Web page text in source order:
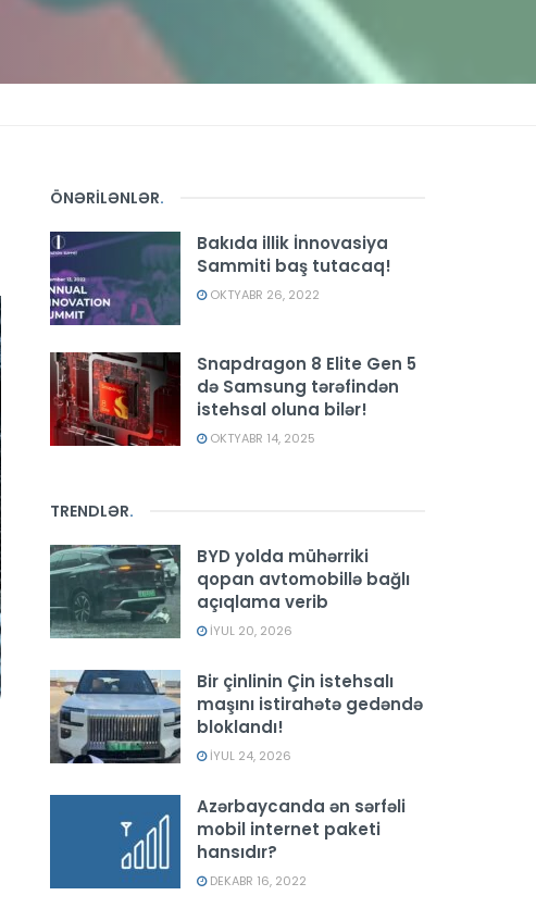
ÖNƏRİLƏNLƏR.
Bakıda illik İnnovasiya
Sammiti baş tutacaq!
OKTYABR 26, 2022
Snapdragon 8 Elite Gen 5
də Samsung tərəfindən
istehsal oluna bilər!
OKTYABR 14, 2025
TRENDLƏR.
BYD yolda mühərriki
qopan avtomobillə bağlı
açıqlama verib
İYUL 20, 2026
Bir çinlinin Çin istehsalı
maşını istirahətə gedəndə
bloklandı!
İYUL 24, 2026
Azərbaycanda ən sərfəli
mobil internet paketi
hansıdır?
DEKABR 16, 2022